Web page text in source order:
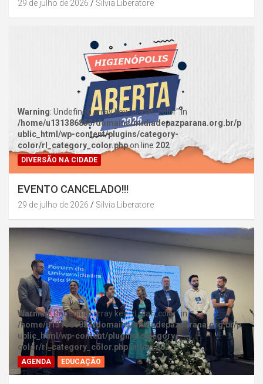
29 de julho de 2026 Silvia Liberatore
Warning: Undefined array key "rl_cat_color" in
/home/u131386853/domains/midiadepazparana.org.br/p
ublic_html/wp-content/plugins/category-
color/rl_category_color.phpon line 202
DIVERSÃO NA CIDADE
EVENTO CANCELADO!!!
29 de julho de 2026 Silvia Liberatore
Warning: Undefined array key "rl_cat_color" in
/home/u131386853/domains/midiadepazparana.org.br/p
ublic_html/wp-content/plugins/category-
color/rl_category_color.phpon line202
AGENDA EDUCAÇÃO